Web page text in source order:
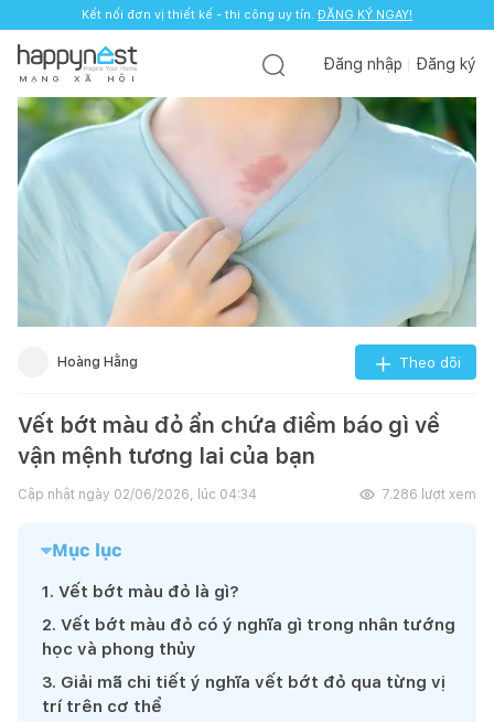
Kết nối đơn vị thiết kế - thi công uy tín. ĐĂNG KÝ NGAY!
M Ạ N G X Ã H Ộ I
Đăng nhập Đăng ký
Hoàng Hằng Theo dõi
Vết bớt màu đỏ ẩn chứa điềm báo gì về
vận mệnh tương lai của bạn
Cập nhật ngày 02/06/2026, lúc 04:34 7.286 lượt xem
Mục lục
1. Vết bớt màu đỏ là gì?
2. Vết bớt màu đỏ có ý nghĩa gì trong nhân tướng
học và phong thủy
3. Giải mã chi tiết ý nghĩa vết bớt đỏ qua từng vị
trí trên cơ thể